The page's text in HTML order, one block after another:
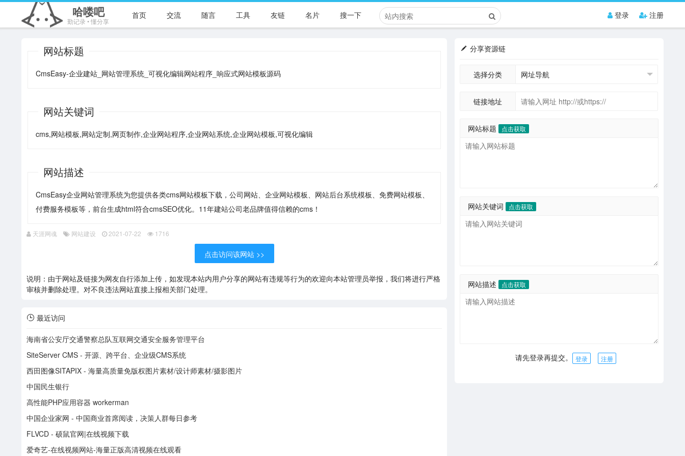
哈喽吧
勤记录 • 懂分享
首页 交流 随言 工具 友链 名片 搜一下 登录 注册
网站标题
CmsEasy-企业建站_网站管理系统_可视化编辑网站程序_响应式网站模板源码
网站关键词
cms,网站模板,网站定制,网页制作,企业网站程序,企业网站系统,企业网站模板,可视化编辑
网站描述
CmsEasy企业网站管理系统为您提供各类cms网站模板下载，公司网站、企业网站模板、网站后台系统模板、免费网站模板、
付费服务模板等，前台生成html符合cmsSEO优化。11年建站公司老品牌值得信赖的cms！
天涯网魂 网站建设 2021-07-22 1716
点击访问该网站 >>
说明：由于网站及链接为网友自行添加上传，如发现本站内用户分享的网站有违规等行为的欢迎向本站管理员举报，我们将进行严格
审核并删除处理。对不良违法网站直接上报相关部门处理。
最近访问
海南省公安厅交通警察总队互联网交通安全服务管理平台
SiteServer CMS - 开源、跨平台、企业级CMS系统
西田图像SITAPIX - 海量高质量免版权图片素材/设计师素材/摄影图片
中国民生银行
高性能PHP应用容器 workerman
中国企业家网 - 中国商业首席阅读，决策人群每日参考
FLVCD - 硕鼠官网|在线视频下载
爱奇艺-在线视频网站-海量正版高清视频在线观看
分享资源链
选择分类
链接地址
网站标题 点击获取
网站关键词 点击获取
网站描述 点击获取
请先登录再提交。 登录 注册